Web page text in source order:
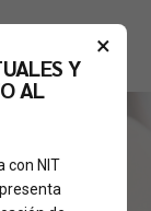
×
Y
AL
con NIT